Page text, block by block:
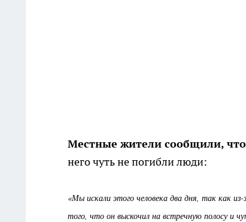
Местные жители сообщили, что
него чуть не погибли люди:
«Мы искали этого человека два дня, так как
того, что он выскочил на встречную полосу и